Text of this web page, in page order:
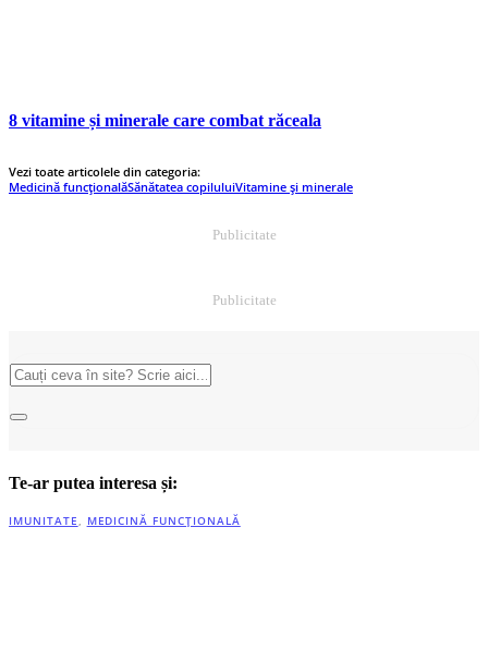
8 vitamine și minerale care combat răceala
Vezi toate articolele din categoria:
Medicină funcționalăSănătatea copiluluiVitamine și minerale
Publicitate
Publicitate
Te-ar putea interesa și:
IMUNITATE MEDICINĂ FUNCȚIONALĂ